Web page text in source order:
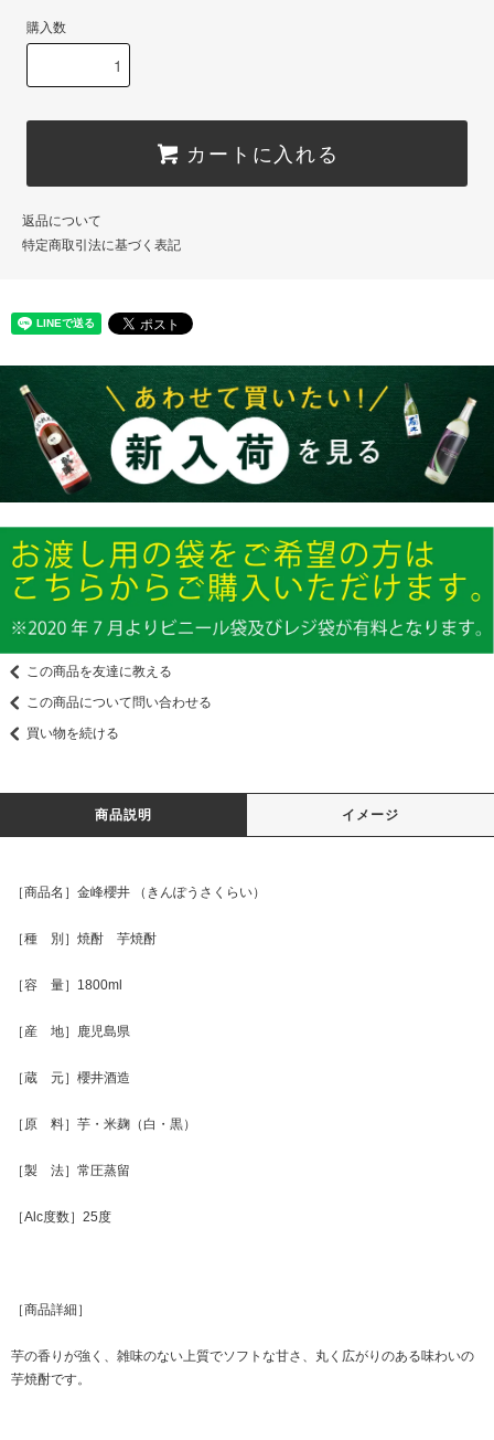
購入数
カートに入れる
返品について
特定商取引法に基づく表記
この商品を友達に教える
この商品について問い合わせる
買い物を続ける
商品説明 イメージ
［商品名］金峰櫻井 （きんぽうさくらい）
［種 別］焼酎 芋焼酎
［容 量］1800ml
［産 地］鹿児島県
［蔵 元］櫻井酒造
［原 料］芋・米麹（白・黒）
［製 法］常圧蒸留
［Alc度数］25度
［商品詳細］
芋の香りが強く、雑味のない上質でソフトな甘さ、丸く広がりのある味わいの
芋焼酎です。